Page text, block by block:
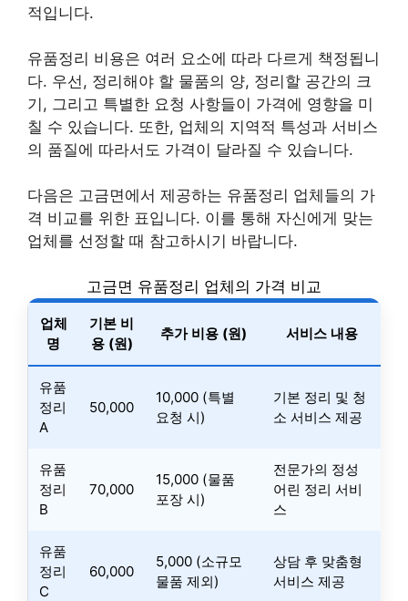
적입니다.
유품정리 비용은 여러 요소에 따라 다르게 책정됩니
다. 우선, 정리해야 할 물품의 양, 정리할 공간의 크
기, 그리고 특별한 요청 사항들이 가격에 영향을 미
칠 수 있습니다. 또한, 업체의 지역적 특성과 서비스
의 품질에 따라서도 가격이 달라질 수 있습니다.
다음은 고금면에서 제공하는 유품정리 업체들의 가
격 비교를 위한 표입니다. 이를 통해 자신에게 맞는
업체를 선정할 때 참고하시기 바랍니다.
고금면 유품정리 업체의 가격 비교
업체
명
기본 비
용 (원)
추가 비용 (원) 서비스 내용
유품
정리
A
50,000
10,000 (특별
요청 시)
기본 정리 및 청
소 서비스 제공
유품
정리
B
70,000
15,000 (물품
포장 시)
전문가의 정성
어린 정리 서비
스
유품
정리
C
60,000
5,000 (소규모
물품 제외)
상담 후 맞춤형
서비스 제공